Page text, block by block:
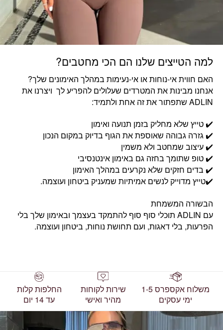
למה הטייצים שלנו הם הכי מחטבים?
האם חווית אי-נוחות או אי-נעימות במהלך האימונים שלך?
אנחנו מבינות את המטרדים שעלולים להפריע לך ויצרנו את
ADLIN שתפתור את זה אחת ולתמיד:
✔️ טייץ שלא מחליק בזמן תנועה ואימון
✔️ גזרה גבוהה שאוספת את הגוף בדיוק במקום הנכון
✔️ עיצוב שמחטב ולא משמין
✔️ טופ שתומך בחזה גם באימון אינטנסיבי
✔️ בדים חזקים שלא נקרעים במהלך האימון
✔️טייץ מדוייק לנשים אמיתיות שמעניק ביטחון ועוצמה.
הבשורה המשמחת
עם ADLIN תוכלי סוף סוף להתמקד בעצמך ובאימון שלך בלי
הפרעות, בלי דאגות, ועם תחושת נוחות, ביטחון ועוצמה.
משלוח אקספרס 1-5
ימי עסקים
שירות לקוחות
מהיר ואישי
החלפות קלות
עד 14 יום